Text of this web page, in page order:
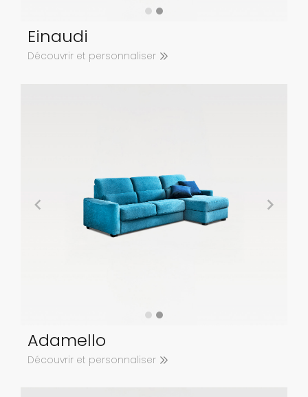
Einaudi
Découvrir et personnaliser
Adamello
Découvrir et personnaliser